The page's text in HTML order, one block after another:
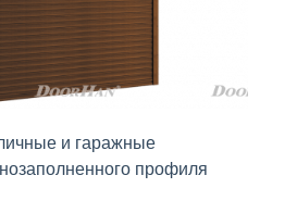
и гаражные
профиля